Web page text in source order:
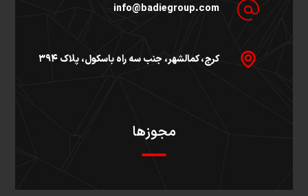
info@badiegroup.com
کرج، کمالشهر، جنب سه راه باسکول، پلاک ۳۹۴
مجوزها